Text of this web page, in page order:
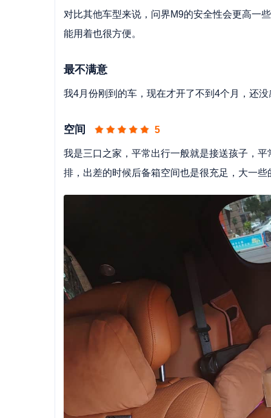
对比其他车型来说，问界M9的安全性会更高一
能用着也很方便。
最不满意
我4月份刚到的车，现在才开了不到4个月，还
空间 5
我是三口之家，平常出行一般就是接送孩子，
排，出差的时候后备箱空间也是很充足，大一